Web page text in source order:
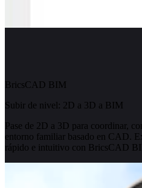
BricsCAD BIM
Subir de nivel: 2D a 3D a BIM
Pase de 2D a 3D para coordinar,
entorno familiar basado en CAD.
rápido e intuitivo con BricsCAD